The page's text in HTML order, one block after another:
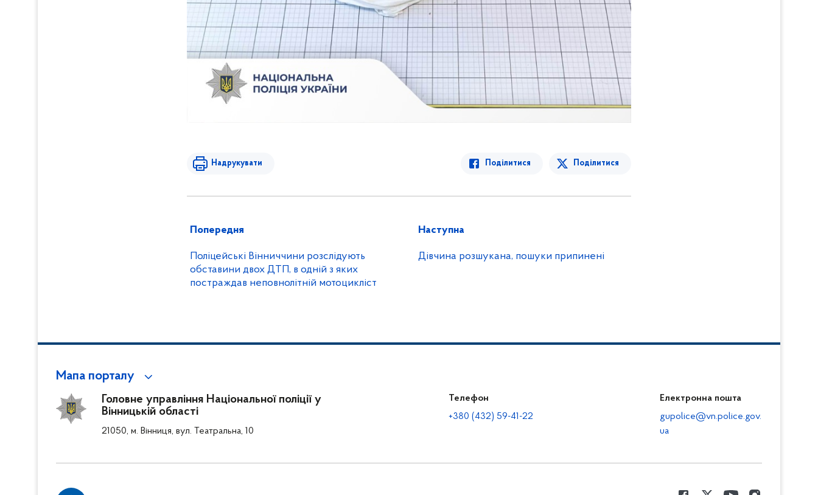
Надрукувати Поділитися Поділитися
Попередня
Поліцейські Вінниччини розслідують
обставини двох ДТП, в одній з яких
постраждав неповнолітній мотоцикліст
Наступна
Дівчина розшукана, пошуки припинені
Мапа порталу
Головне управління Національної поліції у
Вінницькій області
21050, м. Вінниця, вул. Театральна, 10
Телефон
+380 (432) 59-41-22
Електронна пошта
gupolice@vn.police.gov.
ua